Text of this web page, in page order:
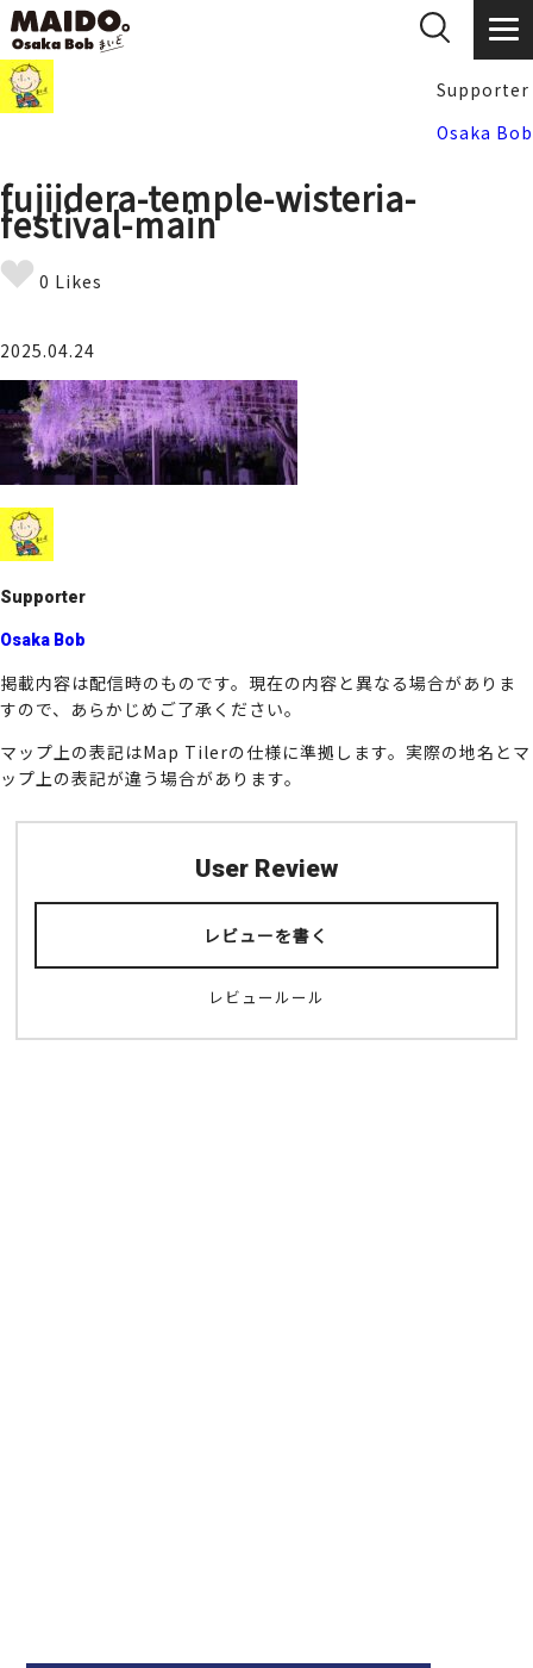
Supporter
Osaka Bob
fujiidera-temple-wisteria-
festival-main
0 Likes
2025.04.24
Supporter
Osaka Bob
掲載内容は配信時のものです。現在の内容と異なる場合がありま
すので、あらかじめご了承ください。
マップ上の表記はMap Tilerの仕様に準拠します。実際の地名とマ
ップ上の表記が違う場合があります。
User Review
レビューを書く
レビュールール